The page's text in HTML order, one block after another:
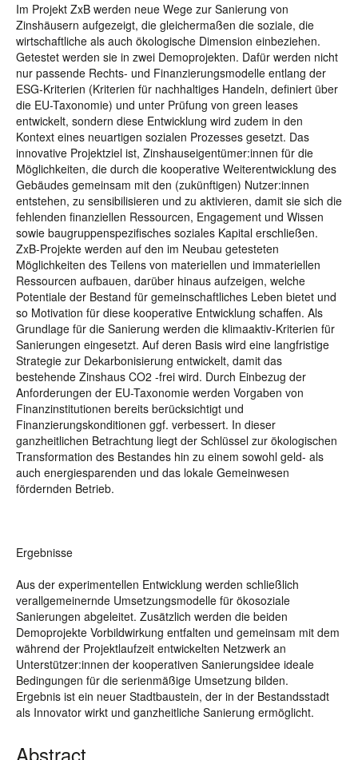
Im Projekt ZxB werden neue Wege zur Sanierung von
Zinshäusern aufgezeigt, die gleichermaßen die soziale, die
wirtschaftliche als auch ökologische Dimension einbeziehen.
Getestet werden sie in zwei Demoprojekten. Dafür werden nicht
nur passende Rechts- und Finanzierungsmodelle entlang der
ESG-Kriterien (Kriterien für nachhaltiges Handeln, definiert über
die EU-Taxonomie) und unter Prüfung von green leases
entwickelt, sondern diese Entwicklung wird zudem in den
Kontext eines neuartigen sozialen Prozesses gesetzt. Das
innovative Projektziel ist, Zinshauseigentümer:innen für die
Möglichkeiten, die durch die kooperative Weiterentwicklung des
Gebäudes gemeinsam mit den (zukünftigen) Nutzer:innen
entstehen, zu sensibilisieren und zu aktivieren, damit sie sich die
fehlenden finanziellen Ressourcen, Engagement und Wissen
sowie baugruppenspezifisches soziales Kapital erschließen.
ZxB-Projekte werden auf den im Neubau getesteten
Möglichkeiten des Teilens von materiellen und immateriellen
Ressourcen aufbauen, darüber hinaus aufzeigen, welche
Potentiale der Bestand für gemeinschaftliches Leben bietet und
so Motivation für diese kooperative Entwicklung schaffen. Als
Grundlage für die Sanierung werden die klimaaktiv-Kriterien für
Sanierungen eingesetzt. Auf deren Basis wird eine langfristige
Strategie zur Dekarbonisierung entwickelt, damit das
bestehende Zinshaus CO2 -frei wird. Durch Einbezug der
Anforderungen der EU-Taxonomie werden Vorgaben von
Finanzinstitutionen bereits berücksichtigt und
Finanzierungskonditionen ggf. verbessert. In dieser
ganzheitlichen Betrachtung liegt der Schlüssel zur ökologischen
Transformation des Bestandes hin zu einem sowohl geld- als
auch energiesparenden und das lokale Gemeinwesen
fördernden Betrieb.
Ergebnisse
Aus der experimentellen Entwicklung werden schließlich
verallgemeinernde Umsetzungsmodelle für ökosoziale
Sanierungen abgeleitet. Zusätzlich werden die beiden
Demoprojekte Vorbildwirkung entfalten und gemeinsam mit dem
während der Projektlaufzeit entwickelten Netzwerk an
Unterstützer:innen der kooperativen Sanierungsidee ideale
Bedingungen für die serienmäßige Umsetzung bilden.
Ergebnis ist ein neuer Stadtbaustein, der in der Bestandsstadt
als Innovator wirkt und ganzheitliche Sanierung ermöglicht.
Abstract